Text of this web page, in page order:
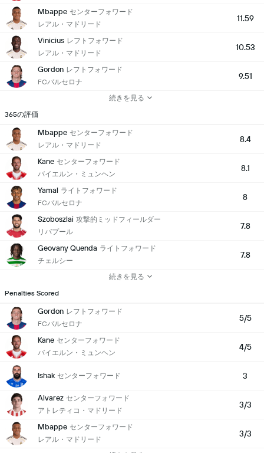
Mbappe センターフォワード
レアル・マドリード
11.59
Vinicius レフトフォワード
レアル・マドリード
10.53
Gordon レフトフォワード
FCバルセロナ
9.51
続きを見る
365の評価
Mbappe センターフォワード
レアル・マドリード
8.4
Kane センターフォワード
バイエルン・ミュンヘン
8.1
Yamal ライトフォワード
FCバルセロナ
8
Szoboszlai 攻撃的ミッドフィールダー
リバプール
7.8
Geovany Quenda ライトフォワード
チェルシー
7.8
続きを見る
Penalties Scored
Gordon レフトフォワード
FCバルセロナ
5/5
Kane センターフォワード
バイエルン・ミュンヘン
4/5
Ishak センターフォワード 3
Alvarez センターフォワード
アトレティコ・マドリード
3/3
Mbappe センターフォワード
レアル・マドリード
3/3